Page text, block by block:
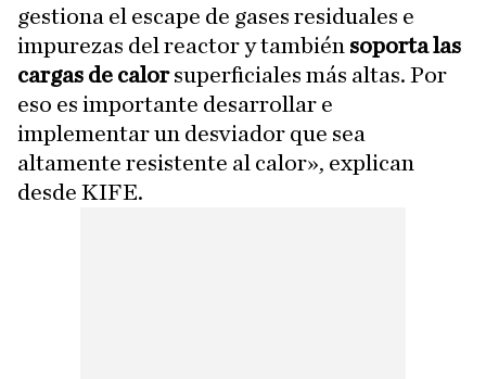
gestiona el escape de gases residuales e
impurezas del reactor y también soporta las
cargas de calorsuperficiales más altas. Por
eso es importante desarrollar e
implementar un desviador que sea
altamente resistente al calor», explican
desde KIFE.